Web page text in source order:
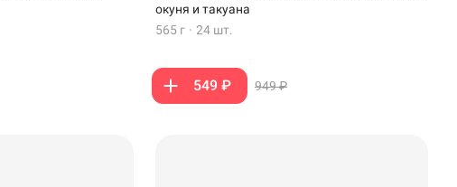
окуня и такуана
565 г · 24 шт.
549 ₽ 949 ₽